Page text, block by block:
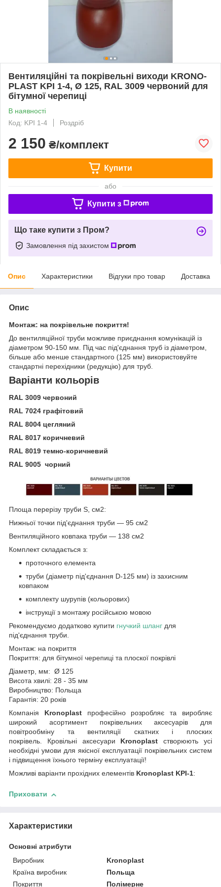
Вентиляційні та покрівельні виходи KRONO-
PLAST KPI 1-4, Ø 125, RAL 3009 червоний для
бітумної черепиці
В наявності
Код: KPI 1-4
Роздріб
2 150 ₴/комплект
Купити
або
Купити з
Що таке купити з Пром?
Замовлення під захистом
Опис Характеристики Відгуки про товар Доставка
Опис
Монтаж: на покрівельне покриття!
До вентиляційної труби можливе приєднання комунікацій із
діаметром 90-150 мм. Під час під'єднання труб із діаметром,
більше або менше стандартного (125 мм) використовуйте
стандартні перехідники (редукцію) для труб.
Варіанти кольорів
RAL 3009 червоний
RAL 7024 графітовий
RAL 8004 цегляний
RAL 8017 коричневий
RAL 8019 темно-коричневий
RAL 9005 чорний
Площа перерізу труби S, см2:
Нижньої точки під'єднання труби — 95 см2
Вентиляційного ковпака труби — 138 см2
Комплект складається з:
проточного елемента
труби (діаметр під'єднання D-125 мм) із захисним
ковпаком
комплекту шурупів (кольорових)
інструкції з монтажу російською мовою
Рекомендуємо додатково купити гнучкий шланг для
під'єднання труби.
Монтаж: на покриття
Покриття: для бітумної черепиці та плоскої покрівлі
Діаметр, мм: Ø 125
Висота хвилі: 28 - 35 мм
Виробництво: Польща
Гарантія: 20 років
Компанія Kronoplast професійно розробляє та виробляє
широкий асортимент покрівельних аксесуарів для
повітрообміну та вентиляції скатних і плоских
покрівель. Кровільні аксесуари Kronoplastстворюють усі
необхідні умови для якісної експлуатації покрівельних систем
і підвищення їхнього терміну експлуатації!
Можливі варіанти прохідних елементів Kronoplast KPI-1:
Приховати
Характеристики
Основні атрибути
Виробник
Kronoplast
Країна виробник
Польща
Покриття
Полімерне